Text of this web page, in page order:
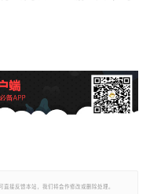
接反馈本站，我们将会作修改或删除处理。